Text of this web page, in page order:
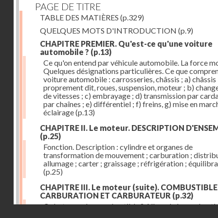
PAGE DE TITRE
TABLE DES MATIÈRES (p.329)
QUELQUES MOTS D'INTRODUCTION (p.9)
CHAPITRE PREMIER. Qu'est-ce qu'une voiture
automobile ? (p.13)
Ce qu'on entend par véhicule automobile. La force
Quelques désignations particulières. Ce que
voiture automobile : carrosseries, châssis ; a) châssis
proprement dit, roues, suspension, moteur ; b)
de vitesses ; c) embrayage ; d) transmission par
par chaînes ; e) différentiel ; f) freins, g) mise en
éclairage(p.13)
CHAPITRE II. Le moteur. DESCRIPTION
(p.25)
Fonction. Description : cylindre et organes de
transformation de mouvement ; carburation ;
allumage ; carter ; graissage ; réfrigération ;
(p.25)
CHAPITRE III. Le moteur (suite).
CARBURATION ET CARBURATEUR (p.32)
Qu'est-ce qu'un combustible ? Allure de la